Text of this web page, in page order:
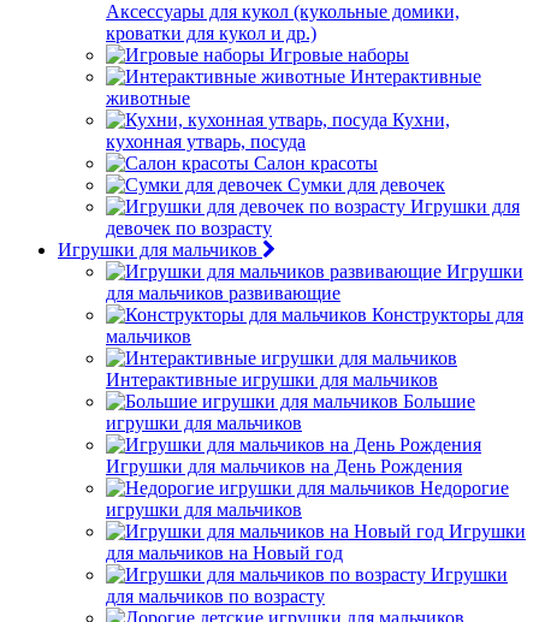
Аксессуары для кукол (кукольные домики,
кроватки для кукол и др.)
Игровые наборы
Интерактивные
животные
Кухни,
кухонная утварь, посуда
Салон красоты
Сумки для девочек
Игрушки для
девочек по возрасту
Игрушки для мальчиков
Игрушки
для мальчиков развивающие
Конструкторы для
мальчиков
Интерактивные игрушки для мальчиков
Большие
игрушки для мальчиков
Игрушки для мальчиков на День Рождения
Недорогие
игрушки для мальчиков
Игрушки
для мальчиков на Новый год
Игрушки
для мальчиков по возрасту